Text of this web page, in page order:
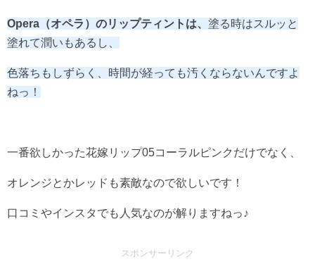
Opera（オペラ）のリップティントは、 塗る時はスルッと
塗れて潤いもあるし、
色落ちもしずらく、時間が経っても汚くならないんですよ
ねっ！
一番欲しかった花嫁リップ05コーラルピンクだけでなく、
オレンジとかレッドも素敵なので欲しいです！
口コミやインスタでも人気なのが解りますねっ♪
スポンサーリンク